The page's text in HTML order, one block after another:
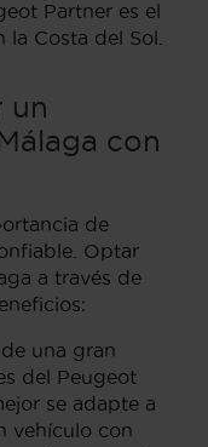
Partner es el
Costa del Sol.
un
con
de
Optar
a través de
una gran
del Peugeot
se adapte a
vehículo con